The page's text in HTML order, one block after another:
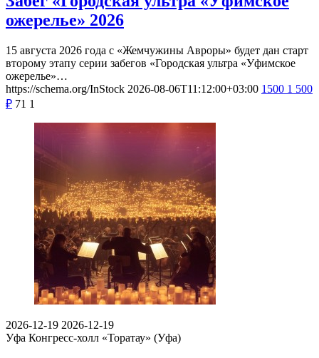
ожерелье» 2026
15 августа 2026 года с «Жемчужины Авроры» будет дан старт
второму этапу серии забегов «Городская ультра «Уфимское
ожерелье»…
https://schema.org/InStock 2026-08-06T11:12:00+03:00 1500 1 500
₽ 71 1
2026-12-19 2026-12-19
Уфа Конгресс-холл «Торатау» (Уфа)